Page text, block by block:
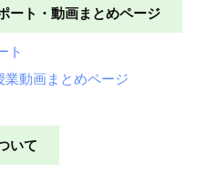
ート・動画まとめページ
ト
業動画まとめページ
いて